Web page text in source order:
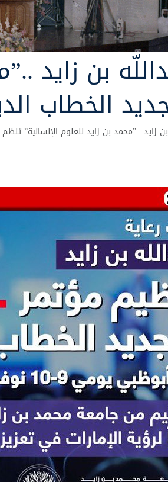
بن زايد
الخطاب
بن زايد ..”محمد بن زايد للعلوم الإنسانية”